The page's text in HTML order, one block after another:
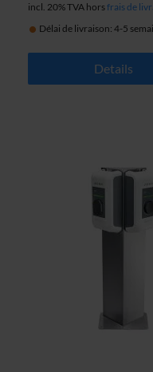
incl. 20% TVA horsfrais de
Délai de livraison: 4-5
Details